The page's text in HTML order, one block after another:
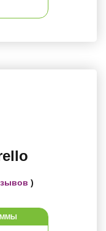
)